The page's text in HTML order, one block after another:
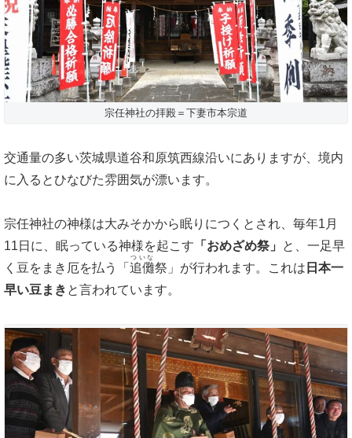
宗任神社の拝殿＝下妻市本宗道
交通量の多い茨城県道谷和原筑西線沿いにありますが、境内
に入るとひなびた雰囲気が漂います。
宗任神社の神様は大みそかから眠りにつくとされ、毎年1月
11日に、眠っている神様を起こす 「おめざめ祭」
と、一足早
く豆をまき厄を払う「 追儺
ついな
祭」が行われます。これは 日本一
早い豆まき と言われています。